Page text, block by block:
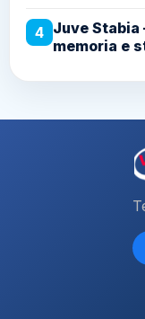
4 Juve Stabia
memoria e